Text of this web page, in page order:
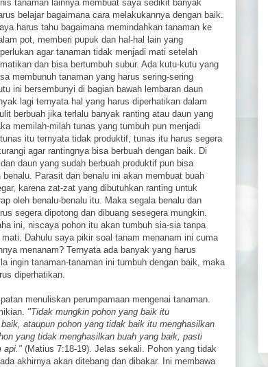
tanaman lainnya membuat saya sedikit banyak
belajar bagaimana cara melakukannya dengan baik.
harus tahu bagaimana memindahkan tanaman ke
pot, memberi pupuk dan hal-hal lain yang
agar tanaman tidak menjadi mati setelah
dan bisa bertumbuh subur. Ada kutu-kutu yang
membunuh tanaman yang harus sering-sering
ini bersembunyi di bagian bawah lembaran daun
lagi ternyata hal yang harus diperhatikan dalam
berbuah jika terlalu banyak ranting atau daun yang
memilah-milah tunas yang tumbuh pun menjadi
itu ternyata tidak produktif, tunas itu harus segera
agar rantingnya bisa berbuah dengan baik. Di
daun yang sudah berbuah produktif pun bisa
Parasit dan benalu ini akan membuat buah
karena zat-zat yang dibutuhkan ranting untuk
oleh benalu-benalu itu. Maka segala benalu dan
segera dipotong dan dibuang sesegera mungkin.
ini, niscaya pohon itu akan tumbuh sia-sia tanpa
Dahulu saya pikir soal tanam menanam ini cuma
menanam? Ternyata ada banyak yang harus
ingin tanaman-tanaman ini tumbuh dengan baik, maka
diperhatikan.
menuliskan perumpamaan mengenai tanaman.
"Tidak mungkin pohon yang baik itu
ataupun pohon yang tidak baik itu menghasilkan
yang tidak menghasilkan buah yang baik, pasti
api." (Matius 7:18-19). Jelas sekali. Pohon yang tidak
akhirnya akan ditebang dan dibakar. Ini membawa